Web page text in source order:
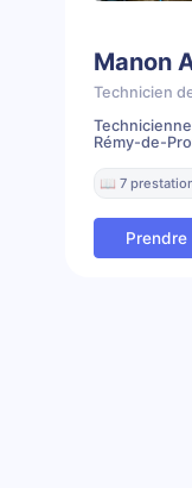
Manon
Technicien
Rémy-de-
📖 7